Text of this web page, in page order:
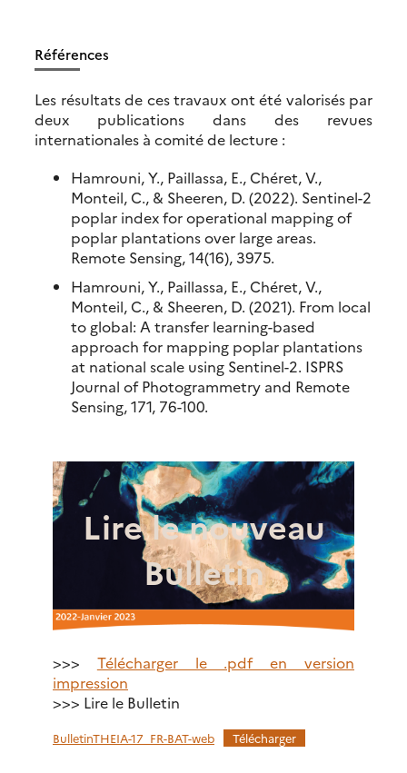
Références
Les résultats de ces travaux ont été valorisés par
deux publications dans des revues
internationales à comité de lecture :
Hamrouni, Y., Paillassa, E., Chéret, V.,
Monteil, C., & Sheeren, D. (2022). Sentinel-2
poplar index for operational mapping of
poplar plantations over large areas.
Remote Sensing, 14(16), 3975.
Hamrouni, Y., Paillassa, E., Chéret, V.,
Monteil, C., & Sheeren, D. (2021). From local
to global: A transfer learning-based
approach for mapping poplar plantations
at national scale using Sentinel-2. ISPRS
Journal of Photogrammetry and Remote
Sensing, 171, 76-100.
Lire le nouveau
Bulletin
>>> Télécharger le .pdf en version
impression
>>> Lire le Bulletin
BulletinTHEIA-17_FR-BAT-web Télécharger